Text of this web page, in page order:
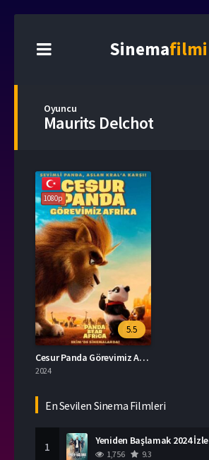
Sinemafilmi
Oyuncu
Maurits Delchot
1080p
5.5
Cesur Panda Görevimiz Afrika İzle
2024
En Sevilen Sinema Filmleri
1 Yeniden Başlamak 2024 İzle
1,756 9.3